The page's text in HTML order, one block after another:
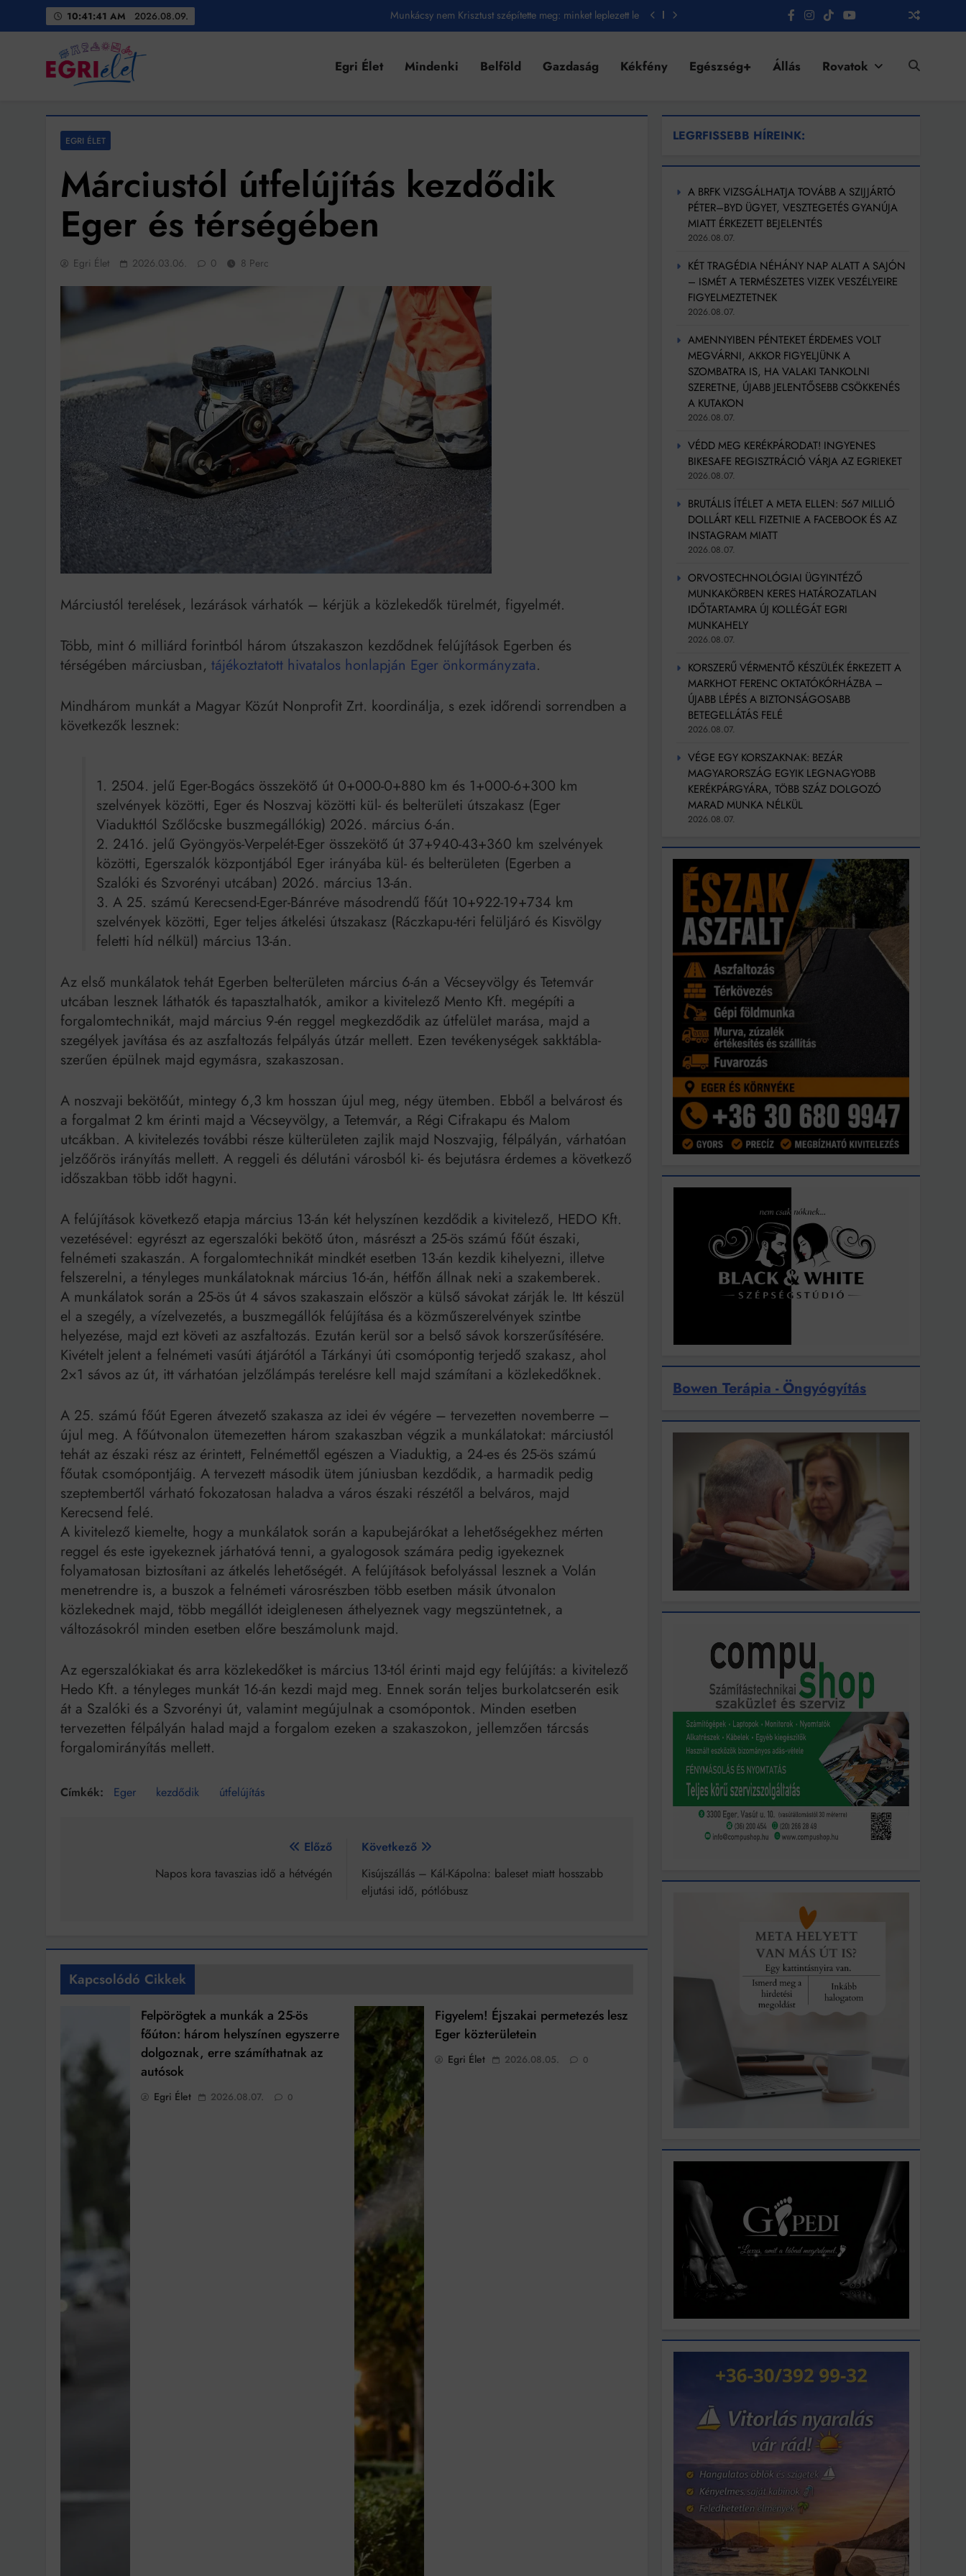
10:41:42 AM 2026.08.09.
Munkácsy nem Krisztust szépítette meg: minket leplezett le
Amikor a Tetris boldogabbá tesz, mint a szerelem
Ki akarsz törni. De miből?
Az öregség nem csak ránc?
Az ördög még mindig Pradát visel. De te miért öltözöl hozzá?
Mindenki a világot akarja uralni – de nem csak a 80-as években
Bitumenes lapostetők: a bevált technológia akkor működik, ha jól van felújítva
Ingatlanpiaci szakértők szerint akár 5 százalékkal is nőhetnek a bérleti díjak a ponthatárhirdetés
Munkácsy nem Krisztust szépítette meg: minket leplezett le
Amikor a Tetris boldogabbá tesz, mint a szerelem
Létezik tökéletes élet: Truman is elhitte
Karinthy Frigyes: a zseni, aki belenézett a saját koponyájába
Mindenki a világot akarja uralni – de nem csak a 80-as években
Egri Élet
Egri Élet Mindenki Belföld Gazdaság Kékfény Egészség+ Állás Rovatok
EGRI ÉLET
Márciustól útfelújítás kezdődik
Eger és térségében
Egri Élet 2026.03.06. 0 8 Perc
Márciustól terelések, lezárások várhatók – kérjük a közlekedők türelmét, figyelmét.
Több, mint 6 milliárd forintból három útszakaszon kezdődnek felújítások Egerben és
térségében márciusban, tájékoztatott hivatalos honlapján Eger önkormányzata.
Mindhárom munkát a Magyar Közút Nonprofit Zrt. koordinálja, s ezek időrendi sorrendben a
következők lesznek:
1. 2504. jelű Eger-Bogács összekötő út 0+000-0+880 km és 1+000-6+300 km
szelvények közötti, Eger és Noszvaj közötti kül- és belterületi útszakasz (Eger
Viadukttól Szőlőcske buszmegállókig) 2026. március 6-án.
2. 2416. jelű Gyöngyös-Verpelét-Eger összekötő út 37+940-43+360 km szelvények
közötti, Egerszalók központjából Eger irányába kül- és belterületen (Egerben a
Szalóki és Szvorényi utcában) 2026. március 13-án.
3. A 25. számú Kerecsend-Eger-Bánréve másodrendű főút 10+922-19+734 km
szelvények közötti, Eger teljes átkelési útszakasz (Ráczkapu-téri felüljáró és Kisvölgy
feletti híd nélkül) március 13-án.
Az első munkálatok tehát Egerben belterületen március 6-án a Vécseyvölgy és Tetemvár
utcában lesznek láthatók és tapasztalhatók, amikor a kivitelező Mento Kft. megépíti a
forgalomtechnikát, majd március 9-én reggel megkezdődik az útfelület marása, majd a
szegélyek javítása és az aszfaltozás felpályás útzár mellett. Ezen tevékenységek sakktábla-
szerűen épülnek majd egymásra, szakaszosan.
A noszvaji bekötőút, mintegy 6,3 km hosszan újul meg, négy ütemben. Ebből a belvárost és
a forgalmat 2 km érinti majd a Vécseyvölgy, a Tetemvár, a Régi Cifrakapu és Malom
utcákban. A kivitelezés további része külterületen zajlik majd Noszvajig, félpályán, várhatóan
jelzőőrös irányítás mellett. A reggeli és délutáni városból ki- és bejutásra érdemes a következő
időszakban több időt hagyni.
A felújítások következő etapja március 13-án két helyszínen kezdődik a kivitelező, HEDO Kft.
vezetésével: egyrészt az egerszalóki bekötő úton, másrészt a 25-ös számú főút északi,
felnémeti szakaszán. A forgalomtechnikát mindkét esetben 13-án kezdik kihelyezni, illetve
felszerelni, a tényleges munkálatoknak március 16-án, hétfőn állnak neki a szakemberek.
A munkálatok során a 25-ös út 4 sávos szakaszain először a külső sávokat zárják le. Itt készül
el a szegély, a vízelvezetés, a buszmegállók felújítása és a közműszerelvények szintbe
helyezése, majd ezt követi az aszfaltozás. Ezután kerül sor a belső sávok korszerűsítésére.
Kivételt jelent a felnémeti vasúti átjárótól a Tárkányi úti csomópontig terjedő szakasz, ahol
2×1 sávos az út, itt várhatóan jelzőlámpás terelésre kell majd számítani a közlekedőknek.
A 25. számú főút Egeren átvezető szakasza az idei év végére – tervezetten novemberre –
újul meg. A főútvonalon ütemezetten három szakaszban végzik a munkálatokat: márciustól
tehát az északi rész az érintett, Felnémettől egészen a Viaduktig, a 24-es és 25-ös számú
főutak csomópontjáig. A tervezett második ütem júniusban kezdődik, a harmadik pedig
szeptembertől várható fokozatosan haladva a város északi részétől a belváros, majd
Kerecsend felé.
A kivitelező kiemelte, hogy a munkálatok során a kapubejárókat a lehetőségekhez mérten
reggel és este igyekeznek járhatóvá tenni, a gyalogosok számára pedig igyekeznek
folyamatosan biztosítani az átkelés lehetőségét. A felújítások befolyással lesznek a Volán
menetrendre is, a buszok a felnémeti városrészben több esetben másik útvonalon
közlekednek majd, több megállót ideiglenesen áthelyeznek vagy megszüntetnek, a
változásokról minden esetben előre beszámolunk majd.
Az egerszalókiakat és arra közlekedőket is március 13-tól érinti majd egy felújítás: a kivitelező
Hedo Kft. a tényleges munkát 16-án kezdi majd meg. Ennek során teljes burkolatcserén esik
át a Szalóki és a Szvorényi út, valamint megújulnak a csomópontok. Minden esetben
tervezetten félpályán halad majd a forgalom ezeken a szakaszokon, jellemzően tárcsás
forgalomirányítás mellett.
Eger kezdődik útfelújítás
Előző
Napos kora tavaszias idő a hétvégén
Következő
Kisújszállás – Kál-Kápolna: baleset miatt hosszabb
eljutási idő, pótlóbusz
Kapcsolódó Cikkek
Felpörögtek a munkák a 25-ös
főúton: három helyszínen egyszerre
dolgoznak, erre számíthatnak az
autósok
Egri Élet 2026.08.07. 0
Figyelem! Éjszakai permetezés lesz
Eger közterületein
Egri Élet 2026.08.05. 0
LEGRFISSEBB HÍREINK:
A BRFK VIZSGÁLHATJA TOVÁBB A SZIJJÁRTÓ
PÉTER–BYD ÜGYET, VESZTEGETÉS GYANÚJA
MIATT ÉRKEZETT BEJELENTÉS
2026.08.07.
KÉT TRAGÉDIA NÉHÁNY NAP ALATT A SAJÓN
– ISMÉT A TERMÉSZETES VIZEK VESZÉLYEIRE
FIGYELMEZTETNEK
2026.08.07.
AMENNYIBEN PÉNTEKET ÉRDEMES VOLT
MEGVÁRNI, AKKOR FIGYELJÜNK A
SZOMBATRA IS, HA VALAKI TANKOLNI
SZERETNE, ÚJABB JELENTŐSEBB CSÖKKENÉS
A KUTAKON
2026.08.07.
VÉDD MEG KERÉKPÁRODAT! INGYENES
BIKESAFE REGISZTRÁCIÓ VÁRJA AZ EGRIEKET
2026.08.07.
BRUTÁLIS ÍTÉLET A META ELLEN: 567 MILLIÓ
DOLLÁRT KELL FIZETNIE A FACEBOOK ÉS AZ
INSTAGRAM MIATT
2026.08.07.
ORVOSTECHNOLÓGIAI ÜGYINTÉZŐ
MUNKAKÖRBEN KERES HATÁROZATLAN
IDŐTARTAMRA ÚJ KOLLÉGÁT EGRI
MUNKAHELY
2026.08.07.
KORSZERŰ VÉRMENTŐ KÉSZÜLÉK ÉRKEZETT A
MARKHOT FERENC OKTATÓKÓRHÁZBA –
ÚJABB LÉPÉS A BIZTONSÁGOSABB
BETEGELLÁTÁS FELÉ
2026.08.07.
VÉGE EGY KORSZAKNAK: BEZÁR
MAGYARORSZÁG EGYIK LEGNAGYOBB
KERÉKPÁRGYÁRA, TÖBB SZÁZ DOLGOZÓ
MARAD MUNKA NÉLKÜL
2026.08.07.
Bowen Terápia - Öngyógyítás